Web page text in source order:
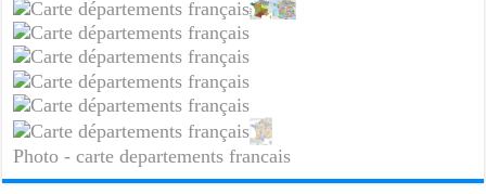
Photo - carte departements francais